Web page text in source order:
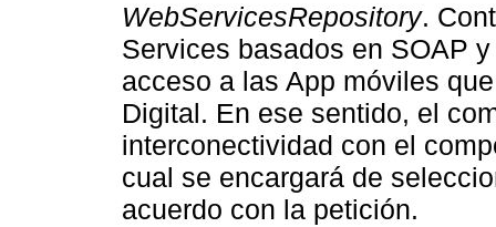
WebServicesRepository.
Services basados en SOAP
acceso a las App móviles
Digital. En ese sentido, el
interconectividad con el
cual se encargará de
acuerdo con la petición.